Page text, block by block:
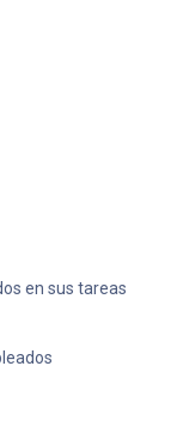
en sus tareas